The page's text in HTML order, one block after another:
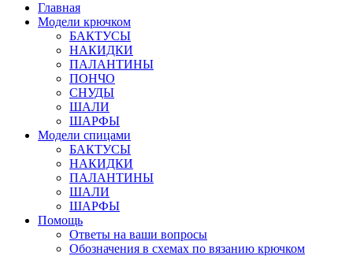
Главная
Модели крючком
БАКТУСЫ
НАКИДКИ
ПАЛАНТИНЫ
ПОНЧО
СНУДЫ
ШАЛИ
ШАРФЫ
Модели спицами
БАКТУСЫ
НАКИДКИ
ПАЛАНТИНЫ
ШАЛИ
ШАРФЫ
Помощь
Ответы на ваши вопросы
Обозначения в схемах по вязанию крючком